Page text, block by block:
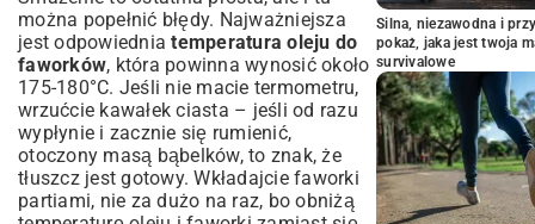
można popełnić błędy. Najważniejsza
jest odpowiedniatemperatura oleju do
faworków, która powinna wynosić około
175-180°C. Jeśli nie macie termometru,
wrzućcie kawałek ciasta – jeśli od razu
wypłynie i zacznie się rumienić,
otoczony masą bąbelków, to znak, że
tłuszcz jest gotowy. Wkładajcie faworki
partiami, nie za dużo na raz, bo obniżą
Silna, niezawodna i
pokaż, jaka jest twoja
survivalowe